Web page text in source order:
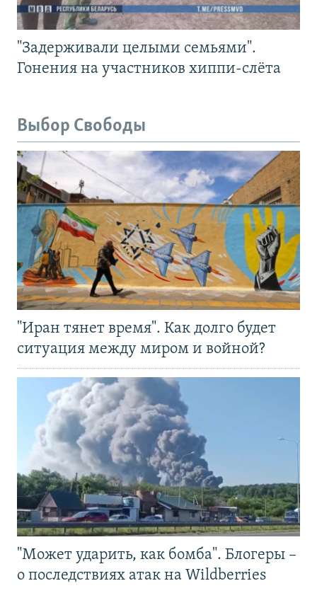
"Задерживали целыми семьями".
Гонения на участников хиппи-слёта
Выбор Свободы
"Иран тянет время". Как долго будет
ситуация между миром и войной?
"Может ударить, как бомба". Блогеры –
о последствиях атак на Wildberries